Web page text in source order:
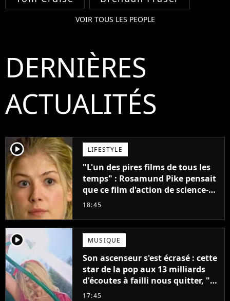
VOIR TOUS LES PEOPLE
DERNIÈRES
ACTUALITÉS
player2 LIFESTYLE
"L'un des pires films de tous les
temps" : Rosamund Pike pensait
que ce film d'action de science-
fiction avec Dwayne Johnson
18:45
player2 MUSIQUE
Son ascenseur s'est écrasé : cette
star de la pop aux 13 milliards
d'écoutes à failli nous quitter, "Je
pensais ne plus jamais chanter"
17:45